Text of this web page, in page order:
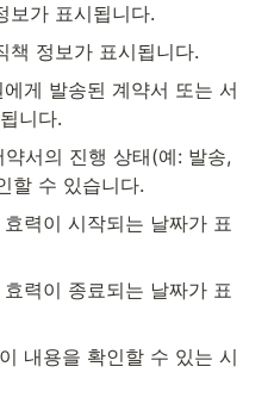
보가 표시됩니다.
책 정보가 표시됩니다.
게 발송된 계약서 또는 서
니다.
약서의 진행 상태(예: 발송,
할 수 있습니다.
력이 시작되는 날짜가 표
력이 종료되는 날짜가 표
내용을 확인할 수 있는 시